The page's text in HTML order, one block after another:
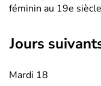
féminin au 19e
jours
Mardi 18